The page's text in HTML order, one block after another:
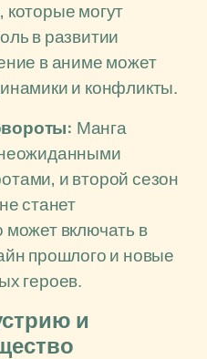
могут
в развитии
в аниме может
и конфликты.
Манга
и второй сезон
станет
включать в
прошлого и новые
героев.
и